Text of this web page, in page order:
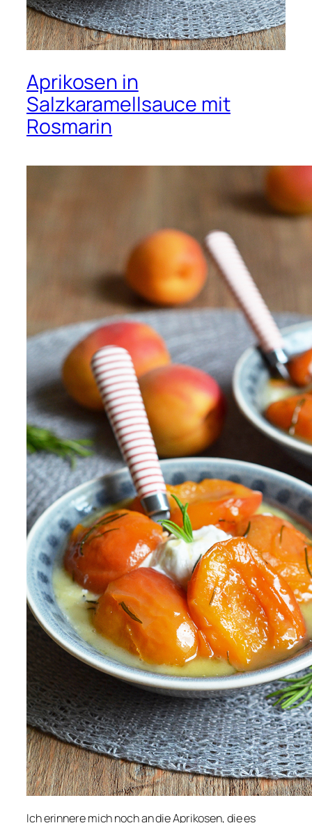
Aprikosen in
Salzkaramellsauce mit
Rosmarin
Ich erinnere mich noch an die Aprikosen, die es